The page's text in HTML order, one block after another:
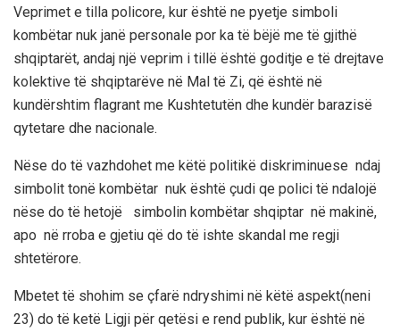
Veprimet e tilla policore, kur është ne pyetje simboli
kombëtar nuk janë personale por ka të bëjë me të gjithë
shqiptarët, andaj një veprim i tillë është goditje e të drejtave
kolektive të shqiptarëve në Mal të Zi, që është në
kundërshtim flagrant me Kushtetutën dhe kundër barazisë
qytetare dhe nacionale.
Nëse do të vazhdohet me këtë politikë diskriminuese ndaj
simbolit tonë kombëtar nuk është çudi qe polici të ndalojë
nëse do të hetojë simbolin kombëtar shqiptar në makinë,
apo në rroba e gjetiu që do të ishte skandal me regji
shtetërore.
Mbetet të shohim se çfarë ndryshimi në këtë aspekt(neni
23) do të ketë Ligji për qetësi e rend publik, kur është në